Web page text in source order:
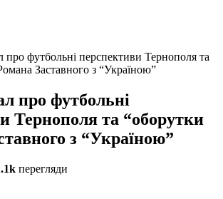
про футбольні перспективи Тернополя та
Заставного з “Україною”
про футбольні
Тернополя та “оборутки
з “Україною”
перегляди